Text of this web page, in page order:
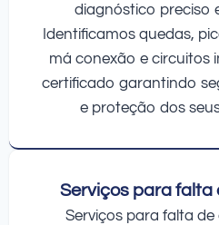
diagnóstico preciso
Identificamos quedas,
má conexão e circuitos
certificado garantindo
e proteção dos
Serviços para falta
Serviços para falta